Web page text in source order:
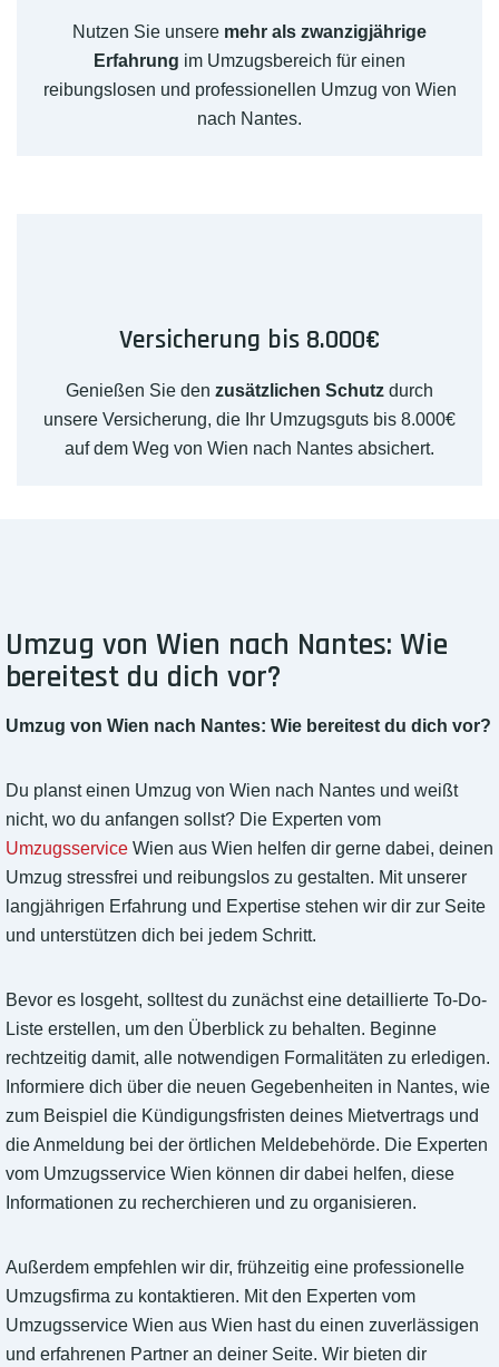
Nutzen Sie unsere mehr als zwanzigjährige
Erfahrung im Umzugsbereich für einen
reibungslosen und professionellen Umzug von Wien
nach Nantes.
Versicherung bis 8.000€
Genießen Sie den zusätzlichen Schutz durch
unsere Versicherung, die Ihr Umzugsguts bis 8.000€
auf dem Weg von Wien nach Nantes absichert.
Umzug von Wien nach Nantes: Wie
bereitest du dich vor?
Umzug von Wien nach Nantes: Wie bereitest du dich vor?
Du planst einen Umzug von Wien nach Nantes und weißt
nicht, wo du anfangen sollst? Die Experten vom
Umzugsservice Wien aus Wien helfen dir gerne dabei, deinen
Umzug stressfrei und reibungslos zu gestalten. Mit unserer
langjährigen Erfahrung und Expertise stehen wir dir zur Seite
und unterstützen dich bei jedem Schritt.
Bevor es losgeht, solltest du zunächst eine detaillierte To-Do-
Liste erstellen, um den Überblick zu behalten. Beginne
rechtzeitig damit, alle notwendigen Formalitäten zu erledigen.
Informiere dich über die neuen Gegebenheiten in Nantes, wie
zum Beispiel die Kündigungsfristen deines Mietvertrags und
die Anmeldung bei der örtlichen Meldebehörde. Die Experten
vom Umzugsservice Wien können dir dabei helfen, diese
Informationen zu recherchieren und zu organisieren.
Außerdem empfehlen wir dir, frühzeitig eine professionelle
Umzugsfirma zu kontaktieren. Mit den Experten vom
Umzugsservice Wien aus Wien hast du einen zuverlässigen
und erfahrenen Partner an deiner Seite. Wir bieten dir